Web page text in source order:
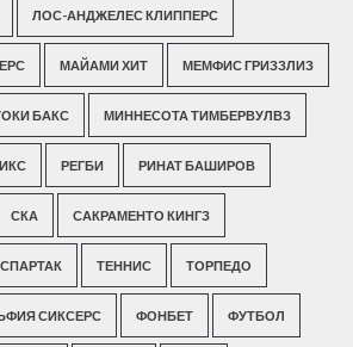
ЛОС-АНДЖЕЛЕС КЛИППЕРС
МАЙАМИ ХИТ МЕМФИС ГРИЗЗЛИЗ
БАКС МИННЕСОТА ТИМБЕРВУЛВЗ
РЕГБИ РИНАТ БАШИРОВ
СКА САКРАМЕНТО КИНГЗ
СПАРТАК ТЕННИС ТОРПЕДО
СИКСЕРС ФОНБЕТ ФУТБОЛ